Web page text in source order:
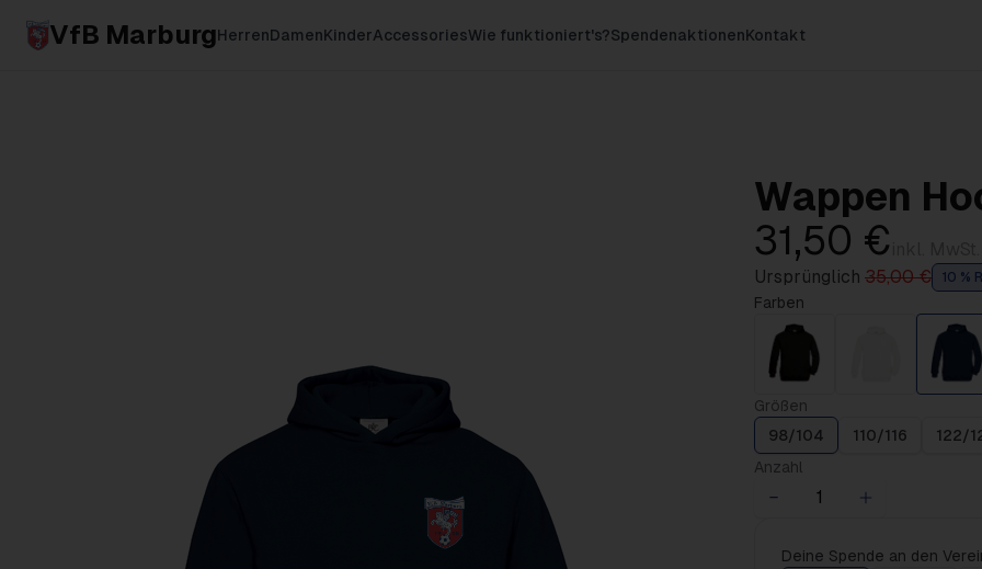
VfB MarburgHerrenDamenKinderAccessoriesWie funktioniert's?SpendenaktionenKontakt
Wappen
31,50 €
Ursprünglich 35,00 € 10 %
Farben
Größen
98/104
110/116 122/
Anzahl
Deine Spende an den